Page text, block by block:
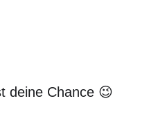
deine Chance 😉